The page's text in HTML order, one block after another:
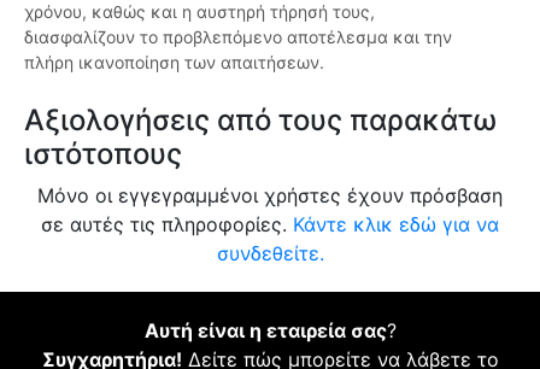
χρόνου, καθώς και η αυστηρή τήρησή τους,
διασφαλίζουν το προβλεπόμενο αποτέλεσμα και την
πλήρη ικανοποίηση των απαιτήσεων.
Αξιολογήσεις από τους παρακάτω
ιστότοπους
Μόνο οι εγγεγραμμένοι χρήστες έχουν πρόσβαση
σε αυτές τις πληροφορίες. Κάντε κλικ εδώ για να
συνδεθείτε.
Αυτή είναι η εταιρεία σας?
Συγχαρητήρια! Δείτε πώς μπορείτε να λάβετε το